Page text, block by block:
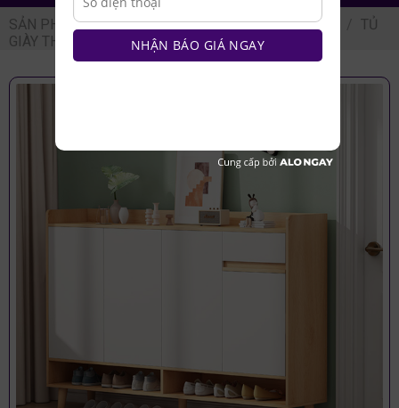
SẢN PHẨM / NỘI THẤT PHÒNG KHÁCH / TỦ GIÀY
TỦ
GIÀY THÔNG MINH
NHẬN BÁO GIÁ NGAY